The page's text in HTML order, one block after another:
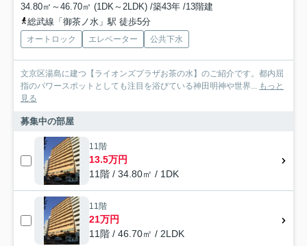
34.80㎡～46.70㎡ (1DK～2LDK) /築43年 /13階建
総武線「御茶ノ水」駅 徒歩5分
オートロック エレベーター 公共下水
文京区湯島に建つ【ライオンズプラザお茶の水】のご紹介です。都内屈
指のパワースポットとしても注目を浴びている神田明神や世界... もっと
見る
募集中の部屋
11階
13.5万円
11階 / 34.80㎡ / 1DK
11階
21万円
11階 / 46.70㎡ / 2LDK